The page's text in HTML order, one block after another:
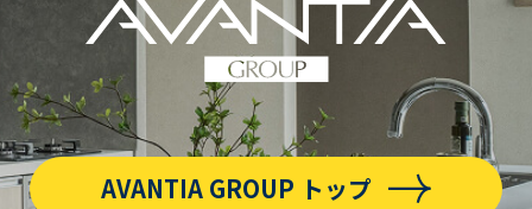
AVANTIA GROUP トップ